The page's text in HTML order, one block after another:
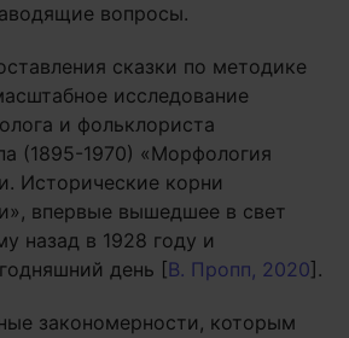
вопросы.
сказки по методике
исследование
и фольклориста
(1895-1970) «Морфология
Исторические корни
впервые вышедшее в свет
назад в 1928 году и
день [В. Пропп, 2020].
закономерности, которым